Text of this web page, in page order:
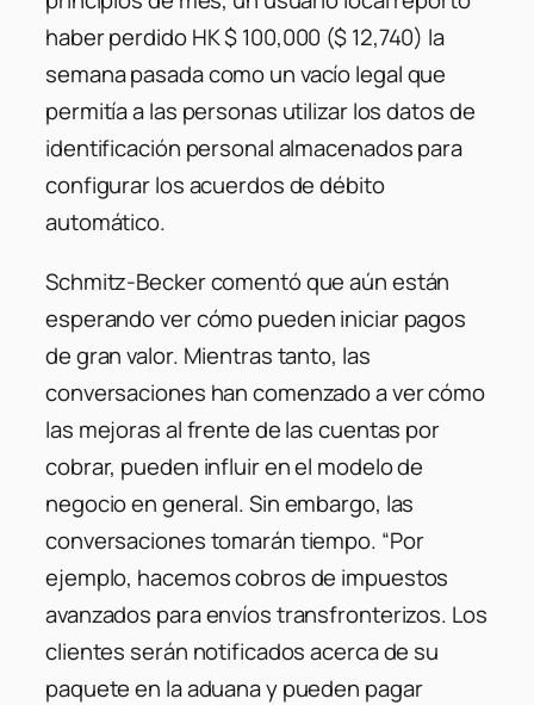
haber perdido HK $ 100,000 ($ 12,740) la
semana pasada como un vacío legal que
permitía a las personas utilizar los datos de
identificación personal almacenados para
configurar los acuerdos de débito
automático.
Schmitz-Becker comentó que aún están
esperando ver cómo pueden iniciar pagos
de gran valor. Mientras tanto, las
conversaciones han comenzado a ver cómo
las mejoras al frente de las cuentas por
cobrar, pueden influir en el modelo de
negocio en general. Sin embargo, las
conversaciones tomarán tiempo. “Por
ejemplo, hacemos cobros de impuestos
avanzados para envíos transfronterizos. Los
clientes serán notificados acerca de su
paquete en la aduana y pueden pagar